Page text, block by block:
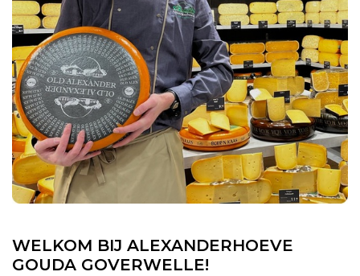
WELKOM BIJ ALEXANDERHOEVE
GOUDA GOVERWELLE!